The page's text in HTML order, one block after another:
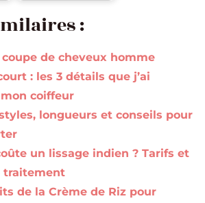
:
coupe de cheveux homme
: les 3 détails que j’ai
coiffeur
longueurs et conseils pour
un lissage indien ? Tarifs et
traitement
de la Crème de Riz pour